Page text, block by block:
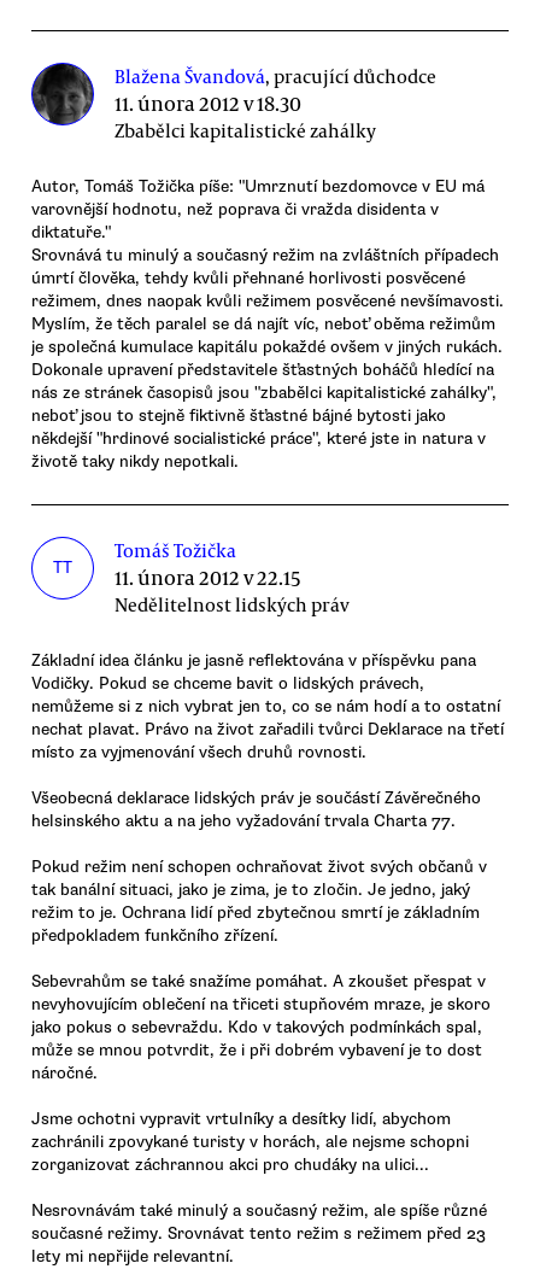
Blažena Švandová, pracující důchodce
11. února 2012 v 18.30
Zbabělci kapitalistické zahálky
Autor, Tomáš Tožička píše: "Umrznutí bezdomovce v EU má
varovnější hodnotu, než poprava či vražda disidenta v
diktatuře."
Srovnává tu minulý a současný režim na zvláštních případech
úmrtí člověka, tehdy kvůli přehnané horlivosti posvěcené
režimem, dnes naopak kvůli režimem posvěcené nevšímavosti.
Myslím, že těch paralel se dá najít víc, neboť oběma režimům
je společná kumulace kapitálu pokaždé ovšem v jiných rukách.
Dokonale upravení představitele šťastných boháčů hledící na
nás ze stránek časopisů jsou "zbabělci kapitalistické zahálky",
neboť jsou to stejně fiktivně šťastné bájné bytosti jako
někdejší "hrdinové socialistické práce", které jste in natura v
životě taky nikdy nepotkali.
TT
Tomáš Tožička
11. února 2012 v 22.15
Nedělitelnost lidských práv
Základní idea článku je jasně reflektována v příspěvku pana
Vodičky. Pokud se chceme bavit o lidských právech,
nemůžeme si z nich vybrat jen to, co se nám hodí a to ostatní
nechat plavat. Právo na život zařadili tvůrci Deklarace na třetí
místo za vyjmenování všech druhů rovnosti.
Všeobecná deklarace lidských práv je součástí Závěrečného
helsinského aktu a na jeho vyžadování trvala Charta 77.
Pokud režim není schopen ochraňovat život svých občanů v
tak banální situaci, jako je zima, je to zločin. Je jedno, jaký
režim to je. Ochrana lidí před zbytečnou smrtí je základním
předpokladem funkčního zřízení.
Sebevrahům se také snažíme pomáhat. A zkoušet přespat v
nevyhovujícím oblečení na třiceti stupňovém mraze, je skoro
jako pokus o sebevraždu. Kdo v takových podmínkách spal,
může se mnou potvrdit, že i při dobrém vybavení je to dost
náročné.
Jsme ochotni vypravit vrtulníky a desítky lidí, abychom
zachránili zpovykané turisty v horách, ale nejsme schopni
zorganizovat záchrannou akci pro chudáky na ulici...
Nesrovnávám také minulý a současný režim, ale spíše různé
současné režimy. Srovnávat tento režim s režimem před 23
lety mi nepřijde relevantní.